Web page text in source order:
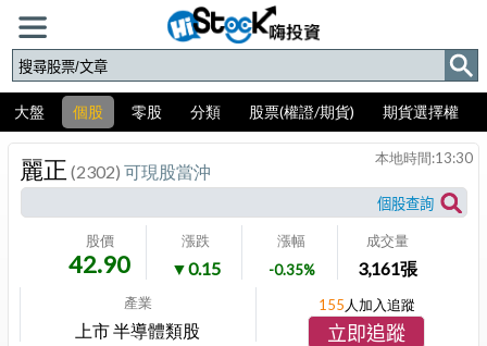
大盤 個股 零股 分類 股票(權證/期貨) 期貨選擇權
麗正 (2302) 可現股當沖
股價
42.90
漲跌
▼0.15
漲幅
-0.35%
成交量
3,161張
產業
上市 半導體類股
本地時間:13:30
155 人加入追蹤
立即追蹤